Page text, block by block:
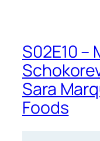
S02E10 –
Sara
Foods